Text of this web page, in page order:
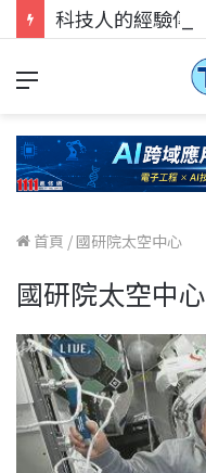
首頁 /國研院太空中心
國研院太空中心